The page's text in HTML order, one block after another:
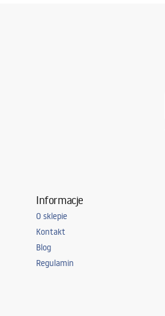
Informacje
O sklepie
Kontakt
Blog
Regulamin